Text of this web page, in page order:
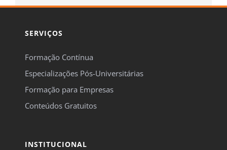
SERVIÇOS
Formação Contínua
Especializações Pós-Universitárias
Formação para Empresas
Conteúdos Gratuitos
INSTITUCIONAL